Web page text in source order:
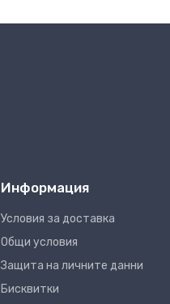
Информация
Условия за доставка
Общи условия
Защита на личните данни
Бисквитки